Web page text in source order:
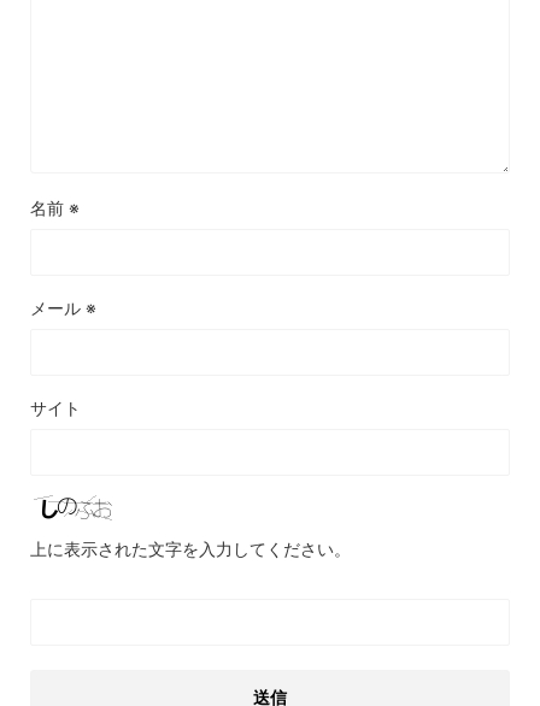
名前 ※
メール ※
サイト
上に表示された文字を入力してください。